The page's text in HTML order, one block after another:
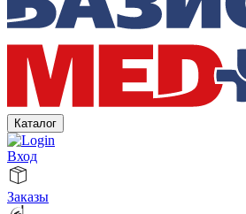
Каталог
Вход
Заказы